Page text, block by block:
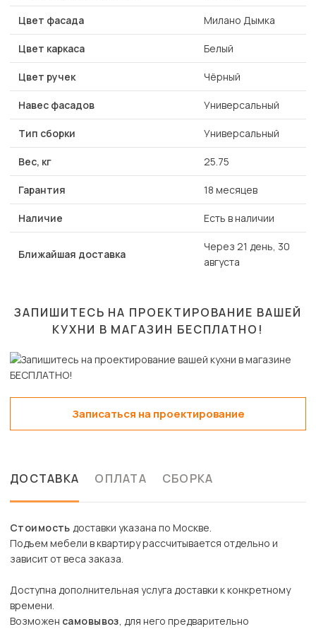
Цвет фасада Милано Дымка
Цвет каркаса Белый
Цвет ручек Чёрный
Навес фасадов Универсальный
Тип сборки Универсальный
Вес, кг 25.75
Гарантия 18 месяцев
Наличие Есть в наличии
Ближайшая доставка
Через 21 день, 30
августа
ЗАПИШИТЕСЬ НА ПРОЕКТИРОВАНИЕ ВАШЕЙ
КУХНИ В МАГАЗИН БЕСПЛАТНО!
Записаться на проектирование
ДОСТАВКА ОПЛАТА СБОРКА
Стоимость доставки указана по Москве.
Подъем мебели в квартиру рассчитывается отдельно и
зависит от веса заказа.
Доступна дополнительная услуга доставки к конкретному
времени.
Возможен самовывоз, для него предварительно